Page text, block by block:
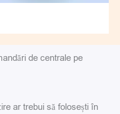
de centrale pe
ar trebui să folosești în